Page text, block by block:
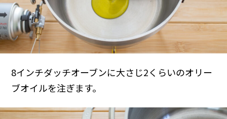
8インチダッチオーブンに大さじ2くらいのオリー
ブオイルを注ぎます。